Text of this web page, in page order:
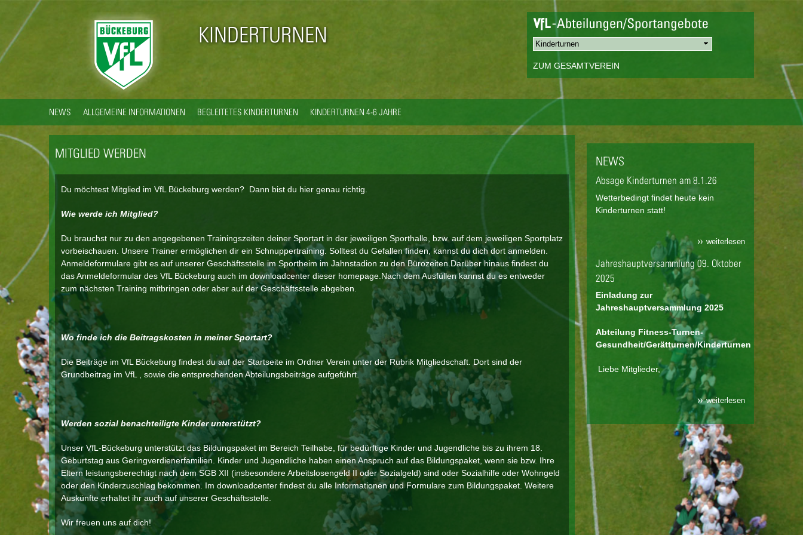
KINDERTURNEN
ZUM GESAMTVEREIN
NEWS ALLGEMEINE INFORMATIONEN BEGLEITETES KINDERTURNEN KINDERTURNEN 4-6 JAHRE
MITGLIED WERDEN
Du möchtest Mitglied im VfL Bückeburg werden? Dann bist du hier genau richtig.
Wie werde ich Mitglied?
Du brauchst nur zu den angegebenen Trainingszeiten deiner Sportart in der jeweiligen Sporthalle, bzw. auf dem jeweiligen Sportplatz
vorbeischauen. Unsere Trainer ermöglichen dir ein Schnuppertraining. Solltest du Gefallen finden, kannst du dich dort anmelden.
Anmeldeformulare gibt es auf unserer Geschäftsstelle im Sportheim im Jahnstadion zu den Bürozeiten.Darüber hinaus findest du
das Anmeldeformular des VfL Bückeburg auch im downloadcenter dieser homepage.Nach dem Ausfüllen kannst du es entweder
zum nächsten Training mitbringen oder aber auf der Geschäftsstelle abgeben.
Wo finde ich die Beitragskosten in meiner Sportart?
Die Beiträge im VfL Bückeburg findest du auf der Startseite im Ordner Verein unter der Rubrik Mitgliedschaft. Dort sind der
Grundbeitrag im VfL , sowie die entsprechenden Abteilungsbeiträge aufgeführt.
Werden sozial benachteiligte Kinder unterstützt?
Unser VfL-Bückeburg unterstützt das Bildungspaket im Bereich Teilhabe, für bedürftige Kinder und Jugendliche bis zu ihrem 18.
Geburtstag aus Geringverdienerfamilien. Kinder und Jugendliche haben einen Anspruch auf das Bildungspaket, wenn sie bzw. Ihre
Eltern leistungsberechtigt nach dem SGB XII (insbesondere Arbeitslosengeld II oder Sozialgeld) sind oder Sozialhilfe oder Wohngeld
oder den Kinderzuschlag bekommen. Im downloadcenter findest du alle Informationen und Formulare zum Bildungspaket. Weitere
Auskünfte erhaltet ihr auch auf unserer Geschäftsstelle.
Wir freuen uns auf dich!
NEWS
Absage Kinderturnen am 8.1.26
Wetterbedingt findet heute kein
Kinderturnen statt!
weiterlesen
Jahreshauptversammlung 09. Oktober
2025
Einladung zur
Jahreshauptversammlung 2025
Abteilung Fitness-Turnen-
Gesundheit/Gerätturnen/Kinderturnen
Liebe Mitglieder,
weiterlesen